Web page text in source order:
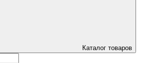
Каталог товаров